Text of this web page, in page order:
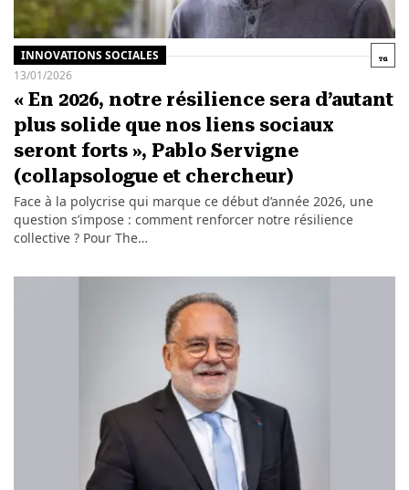
INNOVATIONS SOCIALES
13/01/2026
« En 2026, notre résilience sera d’autant
plus solide que nos liens sociaux
seront forts », Pablo Servigne
(collapsologue et chercheur)
Face à la polycrise qui marque ce début d’année 2026, une
question s’impose : comment renforcer notre résilience
collective ? Pour The…